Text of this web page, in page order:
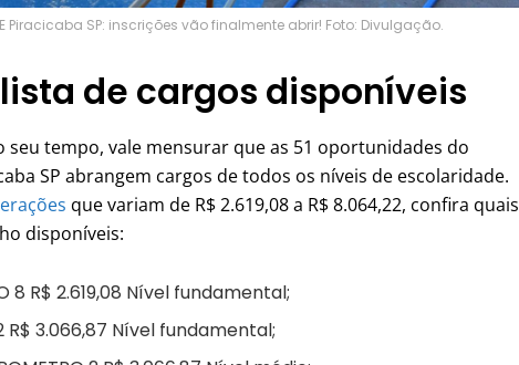
Piracicaba SP: inscrições vão finalmente abrir! Foto: Divulgação.
de cargos disponíveis
seu tempo, vale mensurar que as 51 oportunidades do
SP abrangem cargos de todos os níveis de escolaridade.
que variam de R$ 2.619,08 a R$ 8.064,22, confira quais
disponíveis:
8 R$ 2.619,08 Nível fundamental;
R$ 3.066,87 Nível fundamental;